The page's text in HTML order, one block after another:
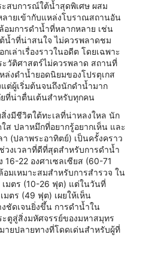
สบการณ์ใต้น้ำสุดพิเศษ ผสม
ลายเข้ากับแหล่งโบราณสถานอัน
มการดำน้ำที่หลากหลาย เช่น
น้ำที่น่าสนใจ ไม่ควรพลาดชม
เล่าเรื่องราวในอดีต โดยเฉพาะ
วัติศาสตร์ไม่ควรพลาด สถานที่
ล่งดำน้ำยอดนิยมของโปรตุเกส
ต่ผู้เริ่มต้นจนถึงนักดำน้ำมาก
ที่น่าตื่นเต้นสำหรับทุกคน
งมีชีวิตใต้ทะเลที่น่าหลงใหล นัก
ปลาหมึกที่อยากรู้อยากเห็น และ
(ปลาพระอาทิตย์) เป็นครั้งคราว
วงเวลาที่ดีที่สุดสำหรับการดำน้ำ
22 องศาเซลเซียส (60-71
มเหมาะสมสำหรับการสำรวจ ใน
มตร (10-26 ฟุต) แต่ในวันที่
มตร (49 ฟุต) เผยให้เห็น
ชัดเจนยิ่งขึ้น การดำน้ำใน
ตูสู่สิ่งมหัศจรรย์ของมหาสมุทร
ยปลายทางที่โดดเด่นสำหรับผู้ที่